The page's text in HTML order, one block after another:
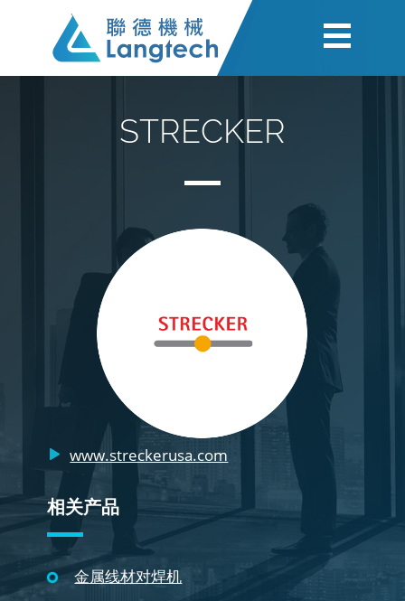
STRECKER
www.streckerusa.com
相关产品
金属线材对焊机